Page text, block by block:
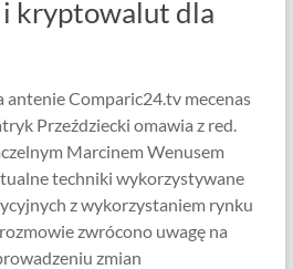
kryptowalut dla
antenie Comparic24.tv mecenas
Przeździecki omawia z red.
Marcinem Wenusem
techniki wykorzystywane
z wykorzystaniem rynku
zwrócono uwagę na
zmian